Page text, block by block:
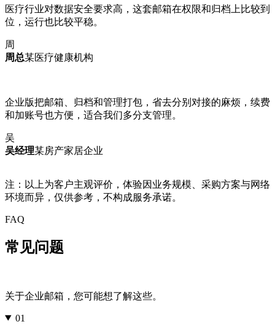
医疗行业对数据安全要求高，这套邮箱在权限和归档上比较到
位，运行也比较平稳。
周
周总某医疗健康机构
企业版把邮箱、归档和管理打包，省去分别对接的麻烦，续费
和加账号也方便，适合我们多分支管理。
吴
吴经理某房产家居企业
注：以上为客户主观评价，体验因业务规模、采购方案与网络
环境而异，仅供参考，不构成服务承诺。
FAQ
常见问题
关于企业邮箱，您可能想了解这些。
01